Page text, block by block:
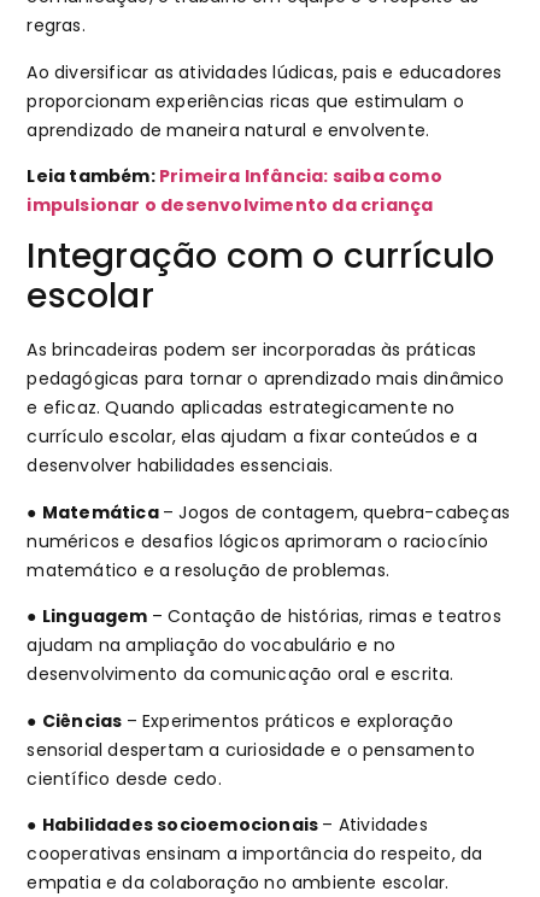
regras.
Ao diversificar as atividades lúdicas, pais e educadores
proporcionam experiências ricas que estimulam o
aprendizado de maneira natural e envolvente.
Leia também: Primeira Infância: saiba como
impulsionar o desenvolvimento da criança
Integração com o currículo
escolar
As brincadeiras podem ser incorporadas às práticas
pedagógicas para tornar o aprendizado mais dinâmico
e eficaz. Quando aplicadas estrategicamente no
currículo escolar, elas ajudam a fixar conteúdos e a
desenvolver habilidades essenciais.
● Matemática – Jogos de contagem, quebra-cabeças
numéricos e desafios lógicos aprimoram o raciocínio
matemático e a resolução de problemas.
● Linguagem – Contação de histórias, rimas e teatros
ajudam na ampliação do vocabulário e no
desenvolvimento da comunicação oral e escrita.
● Ciências – Experimentos práticos e exploração
sensorial despertam a curiosidade e o pensamento
científico desde cedo.
● Habilidades socioemocionais – Atividades
cooperativas ensinam a importância do respeito, da
empatia e da colaboração no ambiente escolar.